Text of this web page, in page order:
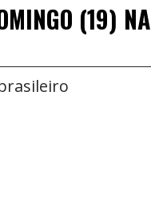
(19) NA